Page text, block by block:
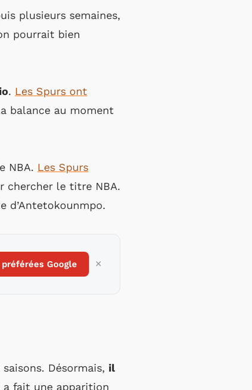
plusieurs semaines,
pourrait bien
. Les Spurs ont
balance au moment
NBA. Les Spurs
chercher le titre NBA.
d’Antetokounmpo.
Google
Désormais, il
a fait une apparition